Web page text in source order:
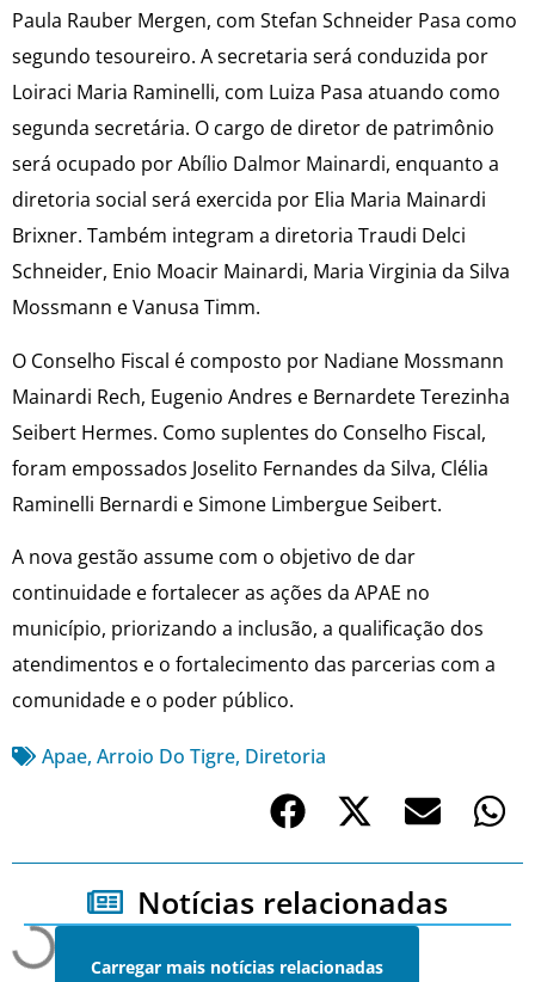
Paula Rauber Mergen, com Stefan Schneider Pasa como
segundo tesoureiro. A secretaria será conduzida por
Loiraci Maria Raminelli, com Luiza Pasa atuando como
segunda secretária. O cargo de diretor de patrimônio
será ocupado por Abílio Dalmor Mainardi, enquanto a
diretoria social será exercida por Elia Maria Mainardi
Brixner. Também integram a diretoria Traudi Delci
Schneider, Enio Moacir Mainardi, Maria Virginia da Silva
Mossmann e Vanusa Timm.
O Conselho Fiscal é composto por Nadiane Mossmann
Mainardi Rech, Eugenio Andres e Bernardete Terezinha
Seibert Hermes. Como suplentes do Conselho Fiscal,
foram empossados Joselito Fernandes da Silva, Clélia
Raminelli Bernardi e Simone Limbergue Seibert.
A nova gestão assume com o objetivo de dar
continuidade e fortalecer as ações da APAE no
município, priorizando a inclusão, a qualificação dos
atendimentos e o fortalecimento das parcerias com a
comunidade e o poder público.
Apae, Arroio Do Tigre, Diretoria
Notícias relacionadas
Carregar mais notícias relacionadas